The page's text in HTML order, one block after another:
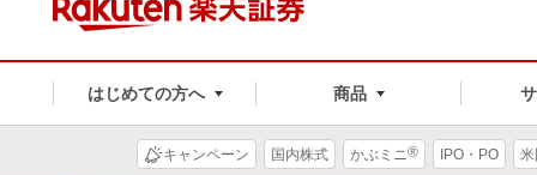
はじめての方へ 商品
キャンペーン 国内株式 かぶミニ® IPO・PO